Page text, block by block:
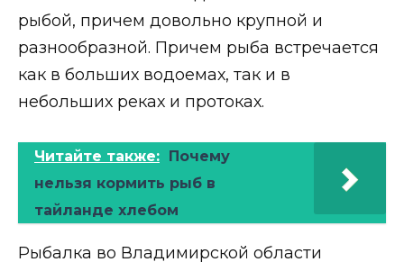
рыбой, причем довольно крупной и
разнообразной. Причем рыба встречается
как в больших водоемах, так и в
небольших реках и протоках.
Читайте также:
Почему
нельзя кормить рыб в
тайланде хлебом
Рыбалка во Владимирской области